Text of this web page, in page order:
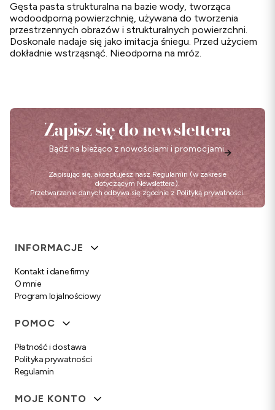
Gęsta pasta strukturalna na bazie wody, tworząca
wodoodporną powierzchnię, używana do tworzenia
przestrzennych obrazów i strukturalnych powierzchni.
Doskonale nadaje się jako imitacja śniegu. Przed użyciem
dokładnie wstrząsnąć. Nieodporna na mróz.
Zapisz się do newslettera
Bądź na bieżąco z nowościami i promocjami.
Zapisując się, akceptujesz nasz Regulamin (w zakresie
dotyczącym Newslettera).
Przetwarzanie danych odbywa się zgodnie z Polityką prywatności.
Linki w stopce
INFORMACJE
Kontakt i dane firmy
O mnie
Program lojalnościowy
POMOC
Płatność i dostawa
Polityka prywatności
Regulamin
MOJE KONTO